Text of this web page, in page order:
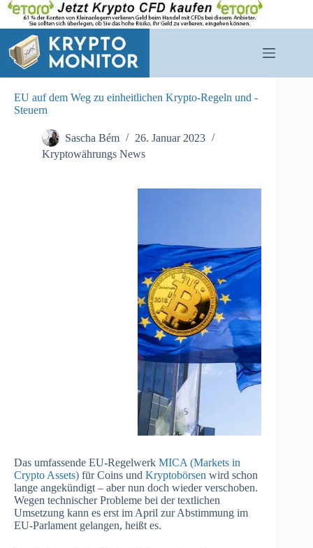
Zum
Inhalt
springen
EU auf dem Weg zu einheitlichen Krypto-Regeln und -
Steuern
Sascha Bém
26. Januar 2023
Kryptowährungs News
Das umfassende EU-Regelwerk MICA (Markets in
Crypto Assets) für Coins und Kryptobörsen wird schon
lange angekündigt – aber nun doch wieder verschoben.
Wegen technischer Probleme bei der textlichen
Umsetzung kann es erst im April zur Abstimmung im
EU-Parlament gelangen, heißt es.